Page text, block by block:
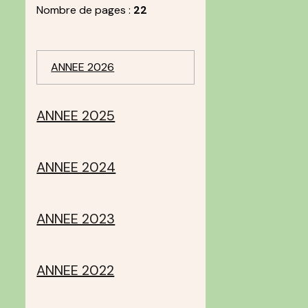
Nombre de pages : 22
ANNEE 2026
ANNEE 2025
ANNEE 2024
ANNEE 2023
ANNEE 2022